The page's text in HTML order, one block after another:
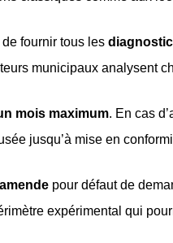
fournir tous les
municipaux analysent
mois maximum. En cas
jusqu’à mise en
pour défaut de
expérimental qui